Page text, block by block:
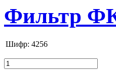
Фильтр
Шифр: 4256